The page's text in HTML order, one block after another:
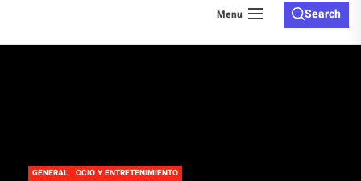
Menu Search
GENERAL OCIO Y ENTRETENIMIENTO